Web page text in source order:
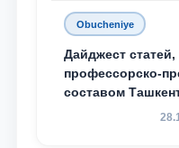
Obucheniye
Дайджест
профессорско-
составом